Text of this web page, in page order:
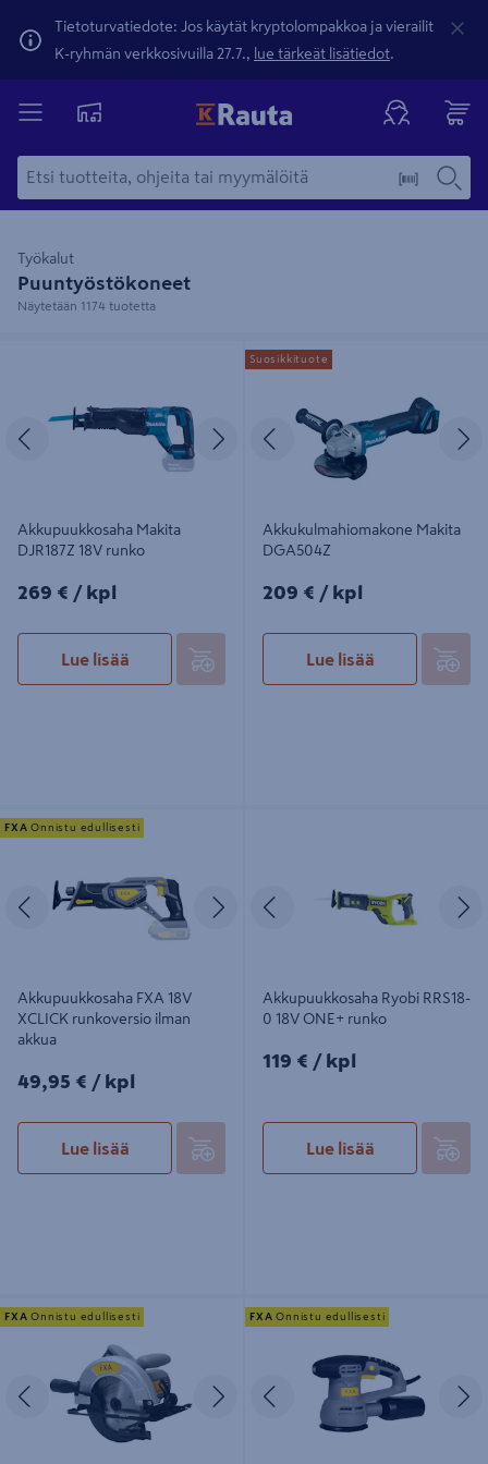
Tietoturvatiedote: Jos käytät kryptolompakkoa ja vierailit
K-ryhmän verkkosivuilla 27.7., lue tärkeät lisätiedot.
Työkalut
Puuntyöstökoneet
Näytetään 1174 tuotetta
Edellinen Seuraava
Akkupuukkosaha Makita
DJR187Z 18V runko
269€/kpl
269 € / kpl
Lue lisää
Akkukulmahiomakone Makita
DGA504Z
Edellinen
Akkukulmahiomakone Makita
DGA504Z
209€/kpl
209 € / kpl
Lue lisää
Suosikkituote
Akkupuukkosaha FXA 18V XCLICK
runkoversio ilman akkua
Edellinen Seuraava
Akkupuukkosaha FXA 18V
XCLICK runkoversio ilman
akkua
49,95€/kpl
49,95 € / kpl
Lue lisää
FXA Onnistu edullisesti
Edellinen
Akkupuukkosaha Ryobi RRS18-
0 18V ONE+ runko
119€/kpl
119 € / kpl
Lue lisää
Pyörösaha FXA JD3590 1400W
Edellinen Seuraava
FXA Onnistu edullisesti
Epäkeskohiomakone FXA 430W
125mm
Edellinen
FXA Onnistu edullisesti